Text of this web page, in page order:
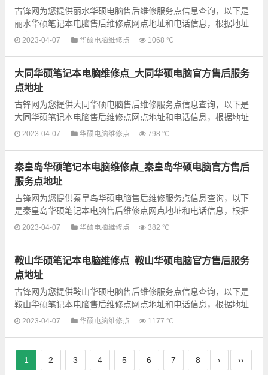
古锋网为您提供丽水华硕电脑售后维修服务点信息查询，以下是
丽水华硕笔记本电脑售后维修点网点地址和电话信息，根据地址
信息选择就近的维修点进行保修即可，建议先电话联系预约...
2023-04-07 华硕电脑维修点 1068 ℃
大同华硕笔记本电脑维修点_大同华硕电脑官方售后服务
点地址
古锋网为您提供大同华硕电脑售后维修服务点信息查询，以下是
大同华硕笔记本电脑售后维修点网点地址和电话信息，根据地址
信息选择就近的维修点进行保修即可，建议先电话联系预约...
2023-04-07 华硕电脑维修点 798 ℃
秦皇岛华硕笔记本电脑维修点_秦皇岛华硕电脑官方售后
服务点地址
古锋网为您提供秦皇岛华硕电脑售后维修服务点信息查询，以下
是秦皇岛华硕笔记本电脑售后维修点网点地址和电话信息，根据
地址信息选择就近的维修点进行保修即可，建议先电话联系预
2023-04-07 华硕电脑维修点 382 ℃
鞍山华硕笔记本电脑维修点_鞍山华硕电脑官方售后服务
点地址
古锋网为您提供鞍山华硕电脑售后维修服务点信息查询，以下是
鞍山华硕笔记本电脑售后维修点网点地址和电话信息，根据地址
信息选择就近的维修点进行保修即可，建议先电话联系预约...
2023-04-07 华硕电脑维修点 1177 ℃
1 2 3 4 5 6 7 8 › ››